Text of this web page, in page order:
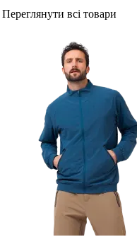
Переглянути всі товари